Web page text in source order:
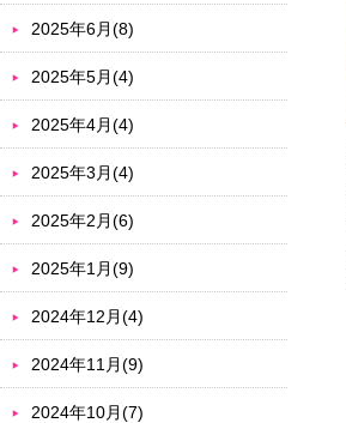
2025年6月(8)
2025年5月(4)
2025年4月(4)
2025年3月(4)
2025年2月(6)
2025年1月(9)
2024年12月(4)
2024年11月(9)
2024年10月(7)